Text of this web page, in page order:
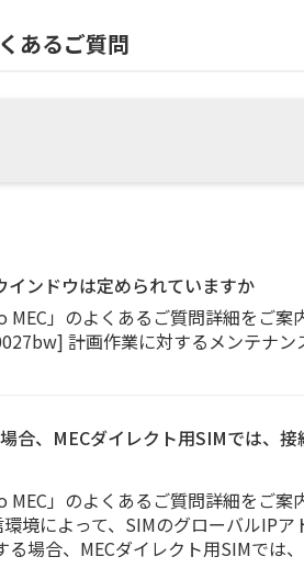
あるご質問
ンドウは定められていますか
」のよくあるご質問詳細をご
計画作業に対するメンテナ
合、MECダイレクト用SIMでは、
」のよくあるご質問詳細をご案
境によって、SIMのグローバルIP
場合、MECダイレクト用SIMでは